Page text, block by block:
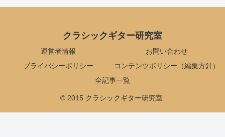
クラシックギター研究室
運営者情報
お問い合わせ
プライバシーポリシー
コンテンツポリシー（編集方針）
全記事一覧
© 2015 クラシックギター研究室.